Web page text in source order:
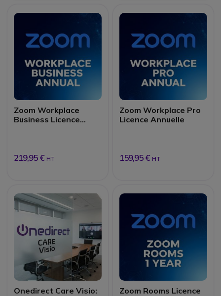
Zoom Workplace
Business Licence
219,95 € HT
Zoom Workplace Pro
Licence Annuelle
159,95 € HT
Onedirect Care Visio:
Zoom Rooms Licence